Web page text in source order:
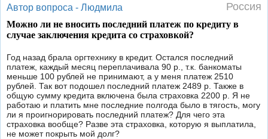
Автор вопроса - Людмила Россия
Можно ли не вносить последний платеж по кредиту в
случае заключения кредита со страховкой?
Год назад брала оргтехнику в кредит. Остался последний
платеж, каждый месяц переплачивала 90 р., т.к. банкоматы
меньше 100 рублей не принимают, а у меня платеж 2510
рублей. Так вот подошел последний платеж 2489 р. Также в
общую сумму кредита включена была страховка 2200 р. Я не
работаю и платить мне последние полгода было в тягость, могу
ли я проигнорировать последний платеж? Для чего эта
страховка вообще? Разве эта страховка, которую я выплатила,
не может покрыть мой долг?